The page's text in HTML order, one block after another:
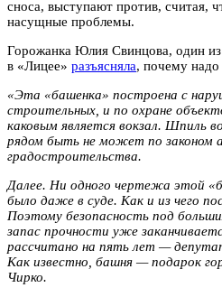
сноса, выступают против, считая,
насущные проблемы.
Горожанка Юлия Свинцова, один из
в «Лицее» разъясняла, почему надо
«Эта «башенка» построена с
строительных, и по охране
каковым является вокзал. Шпиль
рядом быть не может по законом
градостроительства.
Далее. Ни одного чертежа этой
было даже в суде. Как и из чего
Поэтому безопасность под
запас прочности уже
рассчитано на пять лет —
Как известно, башня — подарок
Чирко.